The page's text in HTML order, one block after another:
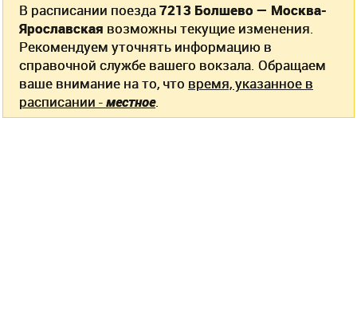
В расписании поезда7213 Болшево — Москва-
Ярославская возможны текущие изменения.
Рекомендуем уточнять информацию в
справочной службе вашего вокзала. Обращаем
ваше внимание на то, что время, указанное в
расписании -местное.